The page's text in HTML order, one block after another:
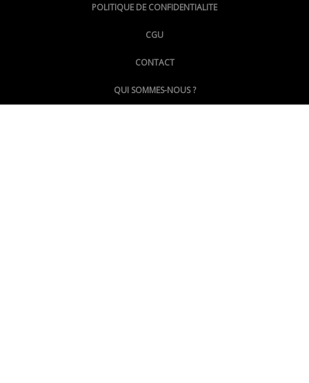
@LePoingMontpellier
POLITIQUE DE CONFIDENTIALITE
CGU
CONTACT
QUI SOMMES-NOUS ?